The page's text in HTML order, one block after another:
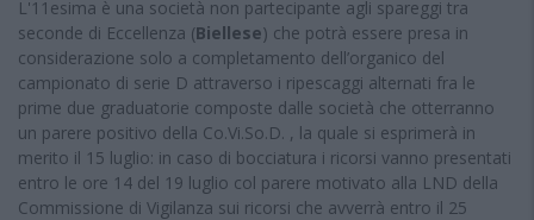
L'11esima è una società non partecipante agli spareggi tra
seconde di Eccellenza (Biellese) che potrà essere presa in
considerazione solo a completamento dell’organico del
campionato di serie D attraverso i ripescaggi alternati fra le
prime due graduatorie composte dalle società che otterranno
un parere positivo della Co.Vi.So.D. , la quale si esprimerà in
merito il 15 luglio: in caso di bocciatura i ricorsi vanno presentati
entro le ore 14 del 19 luglio col parere motivato alla LND della
Commissione di Vigilanza sui ricorsi che avverrà entro il 25